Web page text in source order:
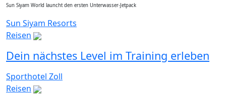
Sun Siyam World launcht den ersten Unterwasser-Jetpack
Sun Siyam Resorts
Reisen
Dein nächstes Level im Training erleben
Sporthotel Zoll
Reisen